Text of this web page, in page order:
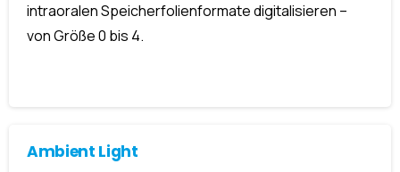
intraoralen Speicherfolienformate digitalisieren –
von Größe 0 bis 4.
Ambient Light